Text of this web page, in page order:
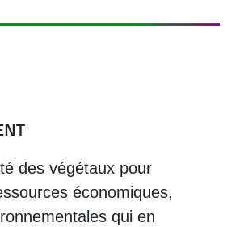
des végétaux pour
économiques,
qui en